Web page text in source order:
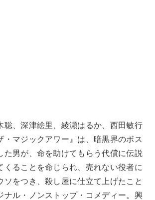
聡、深津絵里、綾瀬はるか、西田敏行
・マジックアワー』は、暗黒界のボス
た男が、命を助けてもらう代償に伝説
くることを命じられ、売れない役者に
ソをつき、殺し屋に仕立て上げたこと
ナル・ノンストップ・コメディー。興